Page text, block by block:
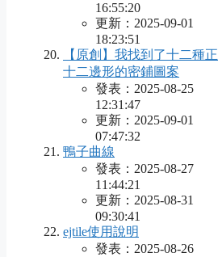
16:55:20
更新：2025-09-01
18:23:51
【原創】我找到了十二種正
十二邊形的密鋪圖案
發表：2025-08-25
12:31:47
更新：2025-09-01
07:47:32
鴨子曲線
發表：2025-08-27
11:44:21
更新：2025-08-31
09:30:41
ejtile使用說明
發表：2025-08-26